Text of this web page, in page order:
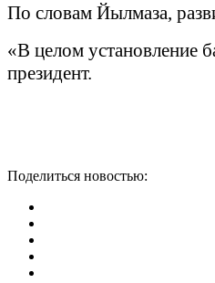
По словам Йылмаза,
«В целом установление
президент.
Поделиться новостью: